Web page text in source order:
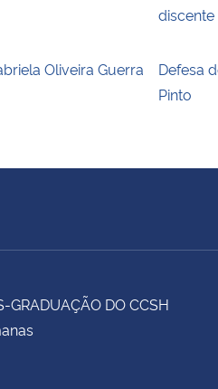
discente
Oliveira Guerra
Defesa
Pinto
GRADUAÇÃO DO CCSH